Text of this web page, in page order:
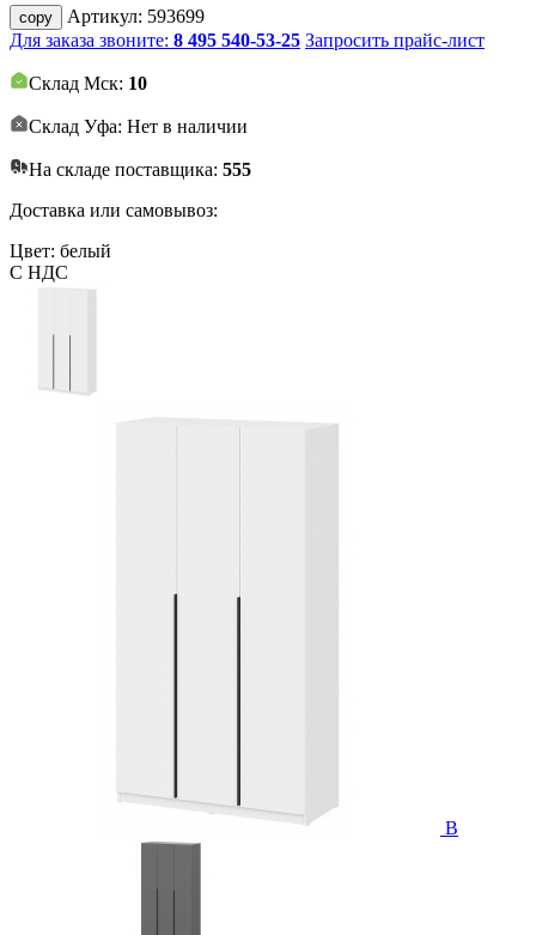
copy Артикул: 593699
Для заказа звоните: 8 495 540-53-25 Запросить прайс-лист
Склад Мск: 10
Склад Уфа: Нет в наличии
На складе поставщика: 555
Доставка или самовывоз:
Цвет: белый
С НДС
В